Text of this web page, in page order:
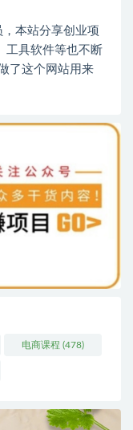
本站分享创业项
工具软件等也不断
了这个网站用来
电商课程 (478)